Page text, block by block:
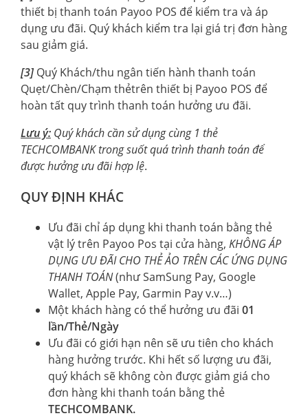
thiết bị thanh toán Payoo POS để kiểm tra và áp
dụng ưu đãi. Quý khách kiểm tra lại giá trị đơn hàng
sau giảm giá.
[3] Quý Khách/thu ngân tiến hành thanh toán
Quẹt/Chèn/Chạm thẻtrên thiết bị Payoo POS để
hoàn tất quy trình thanh toán hưởng ưu đãi.
Lưu ý: Quý khách cần sử dụng cùng 1 thẻ
TECHCOMBANK trong suốt quá trình thanh toán để
được hưởng ưu đãi hợp lệ.
QUY ĐỊNH KHÁC
Ưu đãi chỉ áp dụng khi thanh toán bằng thẻ
vật lý trên Payoo Pos tại cửa hàng, KHÔNG ÁP
DỤNG ƯU ĐÃI CHO THẺ ẢO TRÊN CÁC ỨNG DỤNG
THANH TOÁN(như SamSung Pay, Google
Wallet, Apple Pay, Garmin Pay v.v…)
Một khách hàng có thể hưởng ưu đãi 01
lần/Thẻ/Ngày
Ưu đãi có giới hạn nên sẽ ưu tiên cho khách
hàng hưởng trước. Khi hết số lượng ưu đãi,
quý khách sẽ không còn được giảm giá cho
đơn hàng khi thanh toán bằng thẻ
TECHCOMBANK.